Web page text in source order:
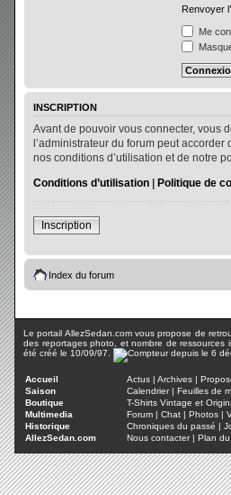
Renvoyer
Me
INSCRIPTION
Avant de pouvoir vous connecter, vous
l’administrateur du forum peut
nos conditions d’utilisation et de notre
Conditions d’utilisation | Politique de
Inscription
Index du forum
Le portail AllezSedan.com vous propose de
des reportages photo, et nombre de ressources
été créé le 10/09/97.
Accueil Actus | Archives |
Saison
Calendrier| Feuilles de
Boutique
T-Shirts Vintage et
Multimedia
Forum | Chat | Photos |
Historique
Chroniques du passé |
AllezSedan.com
Nous contacter| Plan du